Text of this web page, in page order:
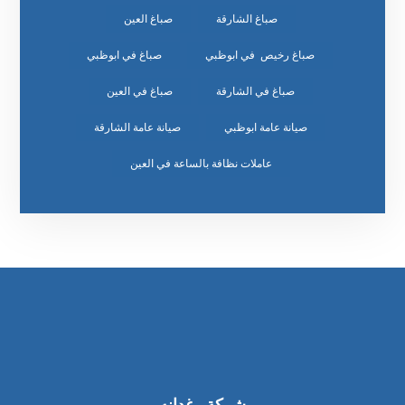
صباغ الشارقة صباغ العين
صباغ رخيص في ابوظبي صباغ في ابوظبي
صباغ في الشارقة صباغ في العين
صيانة عامة ابوظبي صيانة عامة الشارقة
عاملات نظافة بالساعة في العين